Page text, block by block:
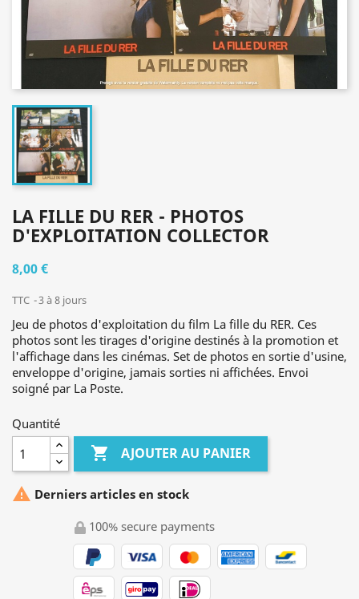
LA FILLE DU RER - PHOTOS
D'EXPLOITATION COLLECTOR
8,00 €
TTC 3 à 8 jours
Jeu de photos d'exploitation du film La fille du RER. Ces
photos sont les tirages d'origine destinés à la promotion et
l'affichage dans les cinémas. Set de photos en sortie d'usine,
enveloppe d'origine, jamais sorties ni affichées. Envoi
soigné par La Poste.
Quantité
 AJOUTER AU PANIER
 Derniers articles en stock
100% secure payments